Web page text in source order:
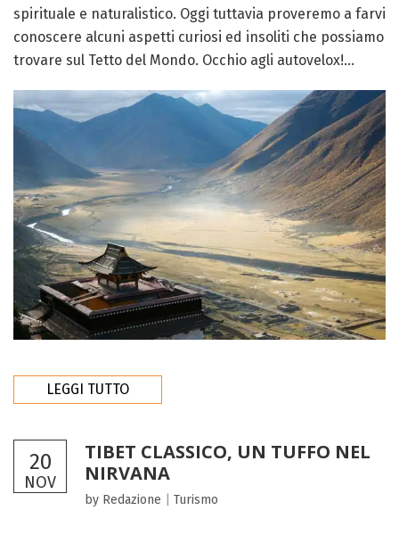
spirituale e naturalistico. Oggi tuttavia proveremo a farvi
conoscere alcuni aspetti curiosi ed insoliti che possiamo
trovare sul Tetto del Mondo. Occhio agli autovelox!...
LEGGI TUTTO
20
NOV
TIBET CLASSICO, UN TUFFO NEL
NIRVANA
by Redazione Turismo